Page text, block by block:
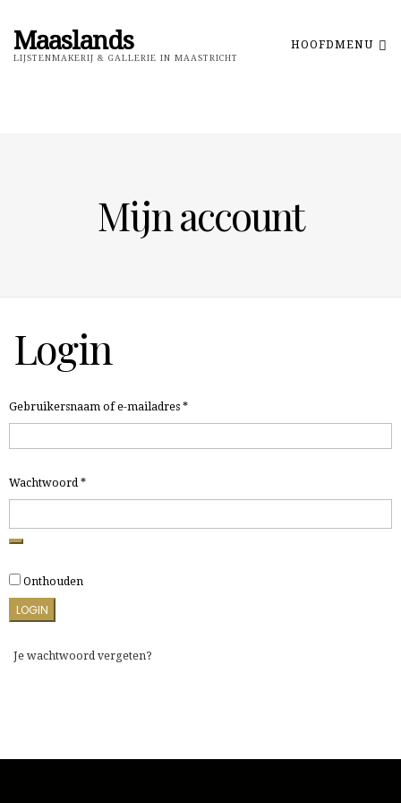
Maaslands
LIJSTENMAKERIJ & GALLERIE IN MAASTRICHT
HOOFDMENU
Mijn account
Login
Gebruikersnaam of e-mailadres *Vereist
Wachtwoord *Vereist
Onthouden
LOGIN
Je wachtwoord vergeten?